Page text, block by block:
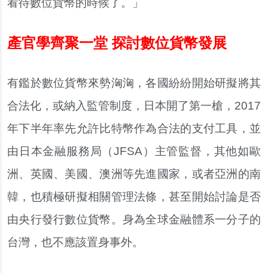
產官學齊聚一堂 探討數位貨幣發展
有鑑於數位貨幣來勢洶洶，各國紛紛開始研擬將其
合法化，或納入監管制度，日本開了第一槍，2017
年下半年率先允許比特幣作為合法的支付工具，並
由日本金融服務局（JFSA）主管監督，其他如歐
洲、英國、美國、澳洲等先進國家，或者亞洲的南
韓，也積極研擬相關管理法條，甚至開始討論是否
由央行發行數位貨幣。身為全球金融體系一分子的
台灣，也不應該置身事外。